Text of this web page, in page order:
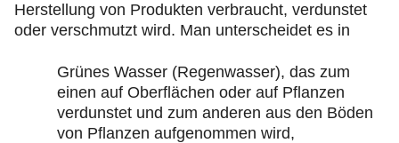
Herstellung von Produkten verbraucht, verdunstet
oder verschmutzt wird. Man unterscheidet es in
Grünes Wasser (Regenwasser), das zum
einen auf Oberflächen oder auf Pflanzen
verdunstet und zum anderen aus den Böden
von Pflanzen aufgenommen wird,